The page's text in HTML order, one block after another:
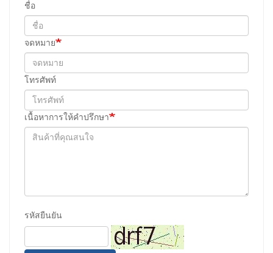
ชื่อ
จดหมาย
โทรศัพท์
เนื้อหาการให้คำปรึกษา
รหัสยืนยัน